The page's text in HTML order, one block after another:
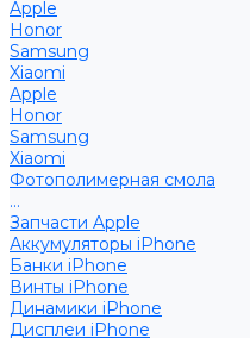
Apple
Honor
Samsung
Xiaomi
Apple
Honor
Samsung
Xiaomi
Фотополимерная смола
...
Запчасти Apple
Аккумуляторы iPhone
Банки iPhone
Винты iPhone
Динамики iPhone
Дисплеи iPhone